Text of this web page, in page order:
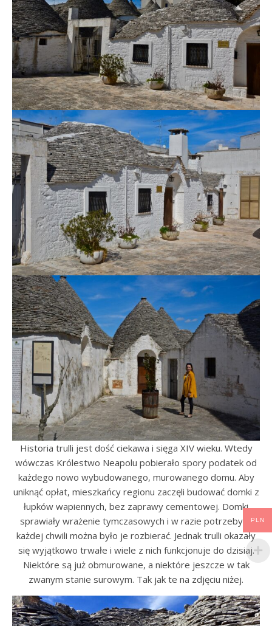
Historia trulli jest dość ciekawa i sięga XIV wieku. Wtedy
wówczas Królestwo Neapolu pobierało spory podatek od
każdego nowo wybudowanego, murowanego domu. Aby
uniknąć opłat, mieszkańcy regionu zaczęli budować domki z
łupków wapiennych, bez zaprawy cementowej. Domki
sprawiały wrażenie tymczasowych i w razie potrzeby w
każdej chwili można było je rozbierać. Jednak trulli okazały
się wyjątkowo trwałe i wiele z nich funkcjonuje do dzisiaj.
Niektóre są już obmurowane, a niektóre jeszcze w tak
zwanym stanie surowym. Tak jak te na zdjęciu niżej.
PLN